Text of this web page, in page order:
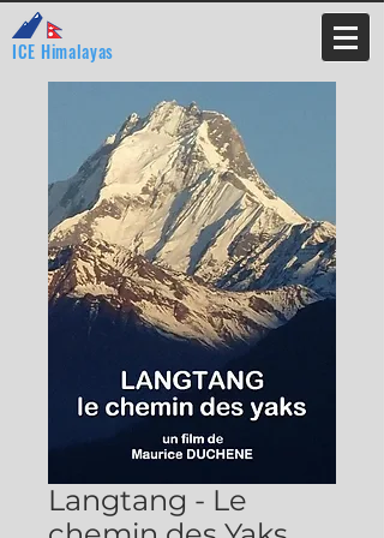
ICE Himalayas
Langtang - Le